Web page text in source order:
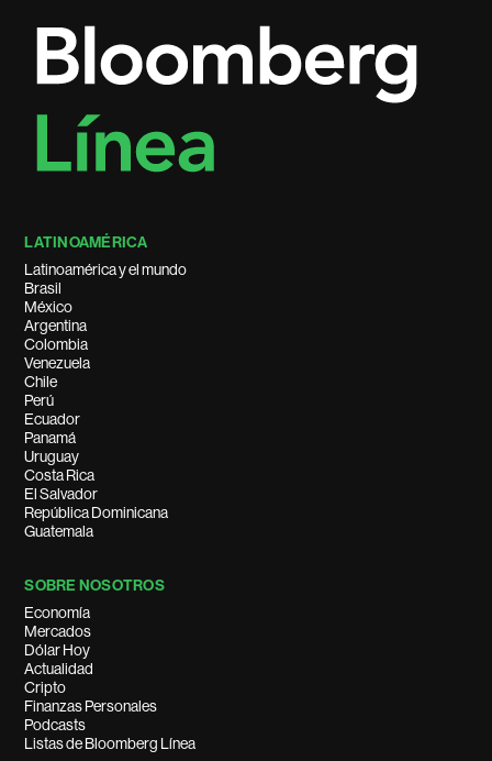
LATINOAMÉRICA
Latinoamérica y el mundo
Brasil
México
Argentina
Colombia
Venezuela
Chile
Perú
Ecuador
Panamá
Uruguay
Costa Rica
El Salvador
República Dominicana
Guatemala
SOBRE NOSOTROS
Economía
Mercados
Dólar Hoy
Actualidad
Cripto
Finanzas Personales
Podcasts
Listas de Bloomberg Línea